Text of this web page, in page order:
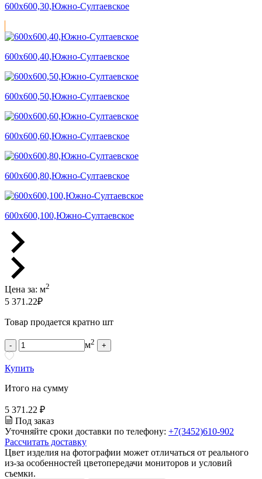
600х600,30,Южно-Султаевское
600х600,40,Южно-Султаевское
600х600,50,Южно-Султаевское
600х600,60,Южно-Султаевское
600х600,80,Южно-Султаевское
600х600,100,Южно-Султаевское
Цена за: м2
5 371.22₽
Товар продается кратно шт
- м2 +
Купить
Итого на сумму
5 371.22 ₽
Под заказ
Уточняйте сроки доставки по телефону: +7(3452)610-902
Рассчитать доставку
Цвет изделия на фотографии может отличаться от реального
из-за особенностей цветопередачи мониторов и условий
съемки.